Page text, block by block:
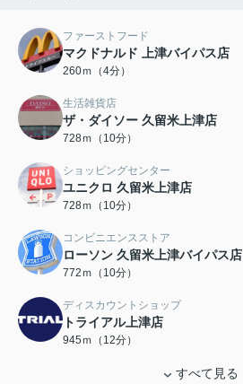
ファーストフード
マクドナルド 上津バイパス店
260ｍ（4分）
生活雑貨店
ザ・ダイソー 久留米上津店
728ｍ（10分）
ショッピングセンター
ユニクロ 久留米上津店
728ｍ（10分）
コンビニエンスストア
ローソン 久留米上津バイパス店
772ｍ（10分）
ディスカウントショップ
トライアル上津店
945ｍ（12分）
すべて見る